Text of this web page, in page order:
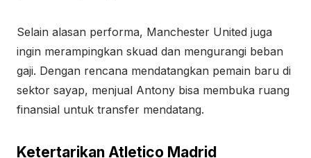
Selain alasan performa, Manchester United juga
ingin merampingkan skuad dan mengurangi beban
gaji. Dengan rencana mendatangkan pemain baru di
sektor sayap, menjual Antony bisa membuka ruang
finansial untuk transfer mendatang.
Ketertarikan Atletico Madrid